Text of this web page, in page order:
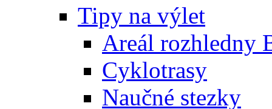
Tipy na výlet
Areál rozhledny
Cyklotrasy
Naučné stezky